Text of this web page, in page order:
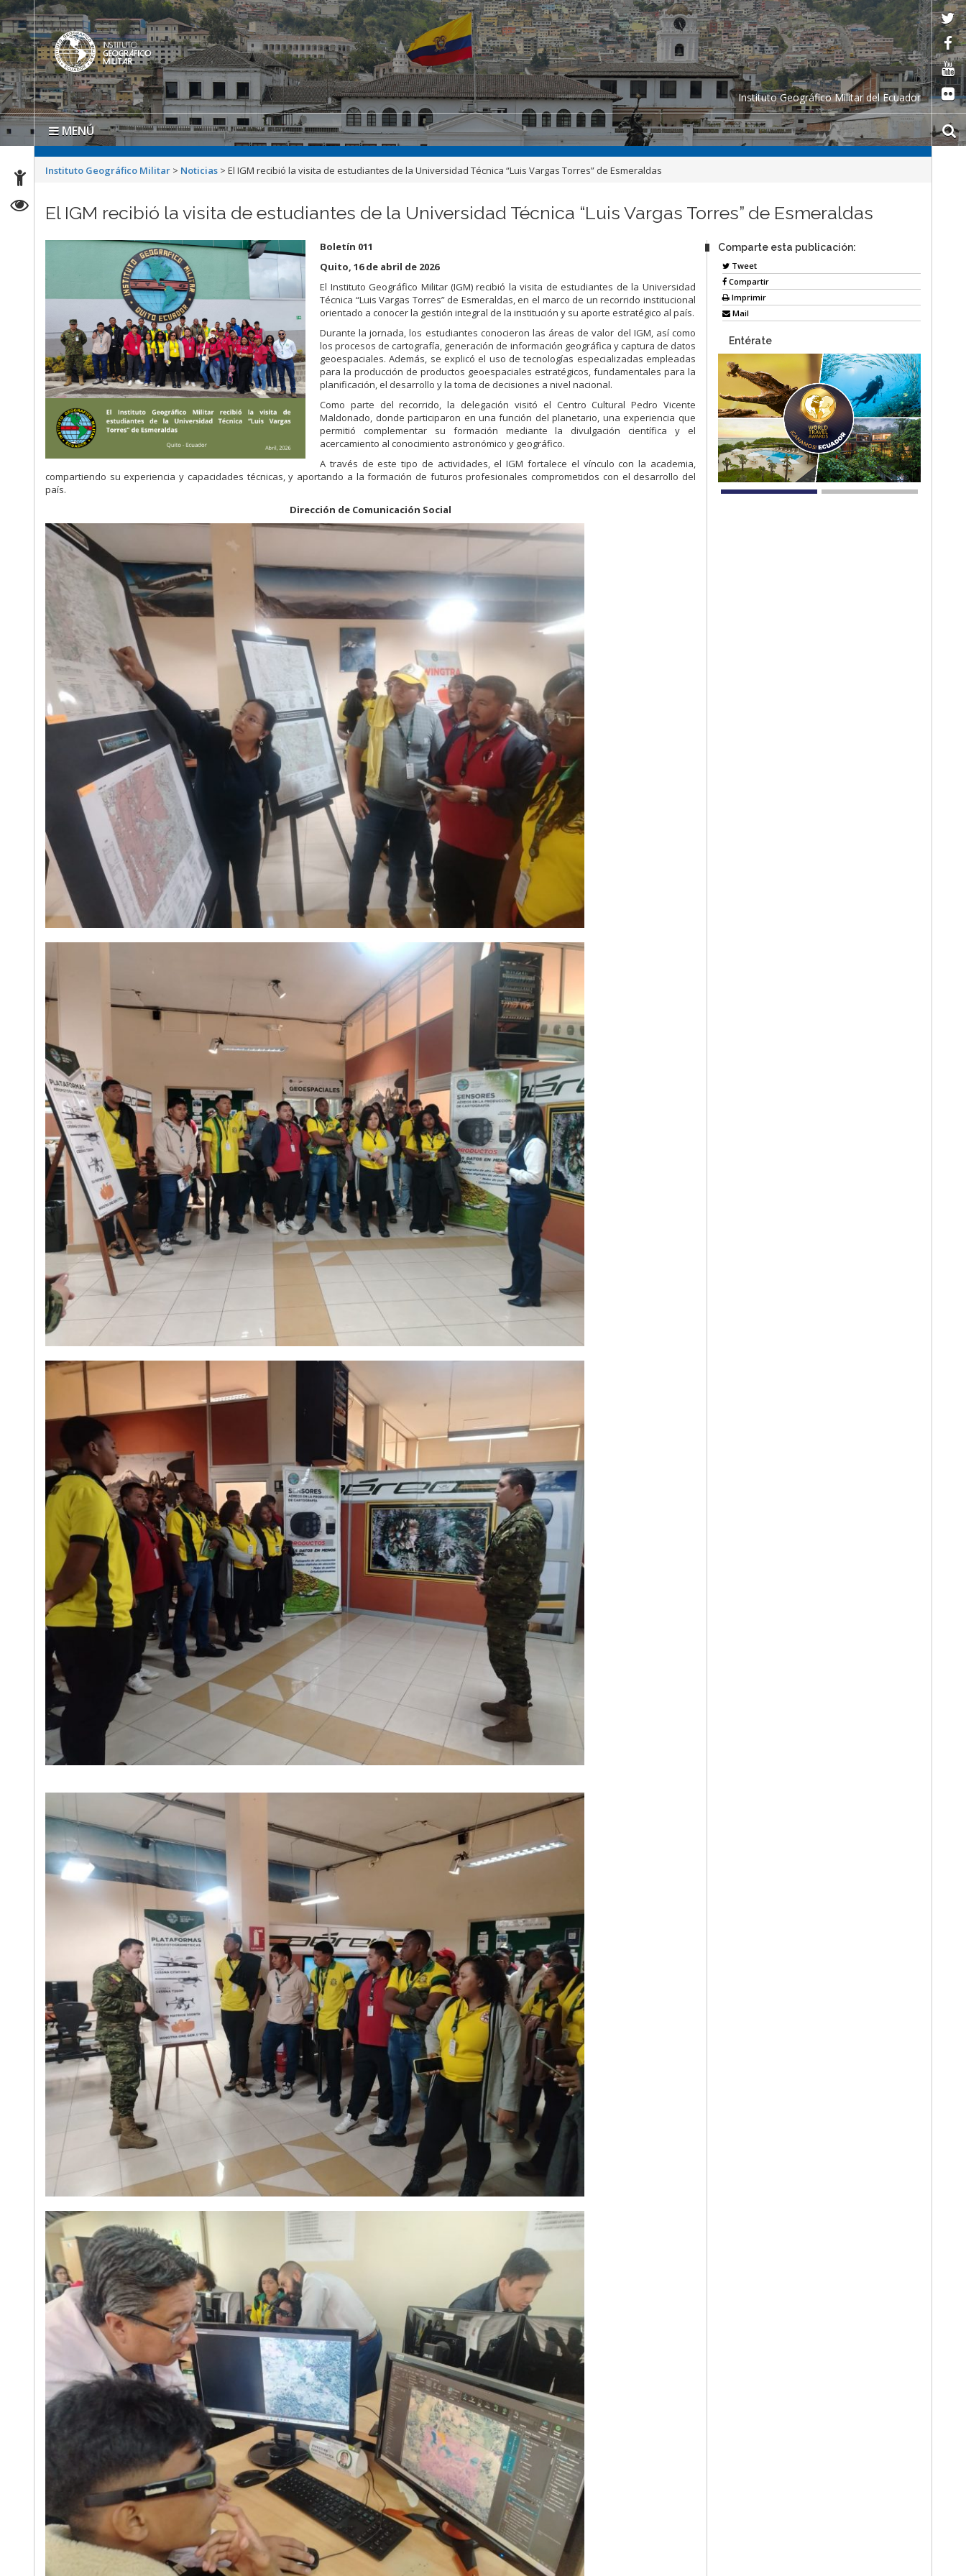
Instituto Geográfico Militar del Ecuador
MENÚ
Instituto Geográfico Militar > Noticias >El IGM recibió la visita de estudiantes de la Universidad Técnica “Luis Vargas Torres” de Esmeraldas
El IGM recibió la visita de estudiantes de la Universidad Técnica “Luis Vargas Torres” de Esmeraldas
Boletín 011
Quito, 16 de abril de 2026
El Instituto Geográfico Militar (IGM) recibió la visita de estudiantes de la Universidad
Técnica “Luis Vargas Torres” de Esmeraldas, en el marco de un recorrido institucional
orientado a conocer la gestión integral de la institución y su aporte estratégico al país.
Durante la jornada, los estudiantes conocieron las áreas de valor del IGM, así como
los procesos de cartografía, generación de información geográfica y captura de datos
geoespaciales. Además, se explicó el uso de tecnologías especializadas empleadas
para la producción de productos geoespaciales estratégicos, fundamentales para la
planificación, el desarrollo y la toma de decisiones a nivel nacional.
Como parte del recorrido, la delegación visitó el Centro Cultural Pedro Vicente
Maldonado, donde participaron en una función del planetario, una experiencia que
permitió complementar su formación mediante la divulgación científica y el
acercamiento al conocimiento astronómico y geográfico.
A través de este tipo de actividades, el IGM fortalece el vínculo con la academia,
compartiendo su experiencia y capacidades técnicas, y aportando a la formación de futuros profesionales comprometidos con el desarrollo del
país.
Dirección de Comunicación Social
Comparte esta publicación:
Tweet
Compartir
Imprimir
Mail
Entérate